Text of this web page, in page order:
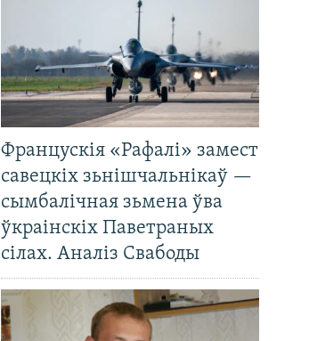
Францускія «Рафалі» замест
савецкіх зьнішчальнікаў —
сымбалічная зьмена ўва
ўкраінскіх Паветраных
сілах. Аналіз Свабоды